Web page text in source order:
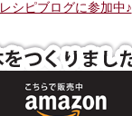
レシピブログに参加中♪